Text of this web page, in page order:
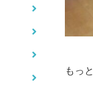
もっ